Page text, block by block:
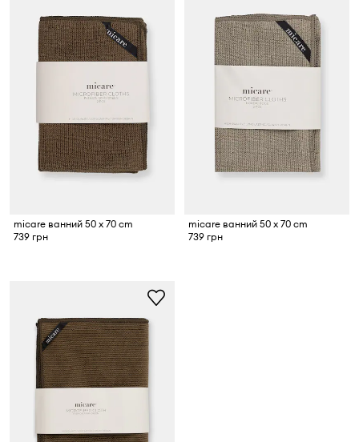
micare ванний 50 x 70 cm
739 грн
micare ванний 50 x 70 cm
739 грн